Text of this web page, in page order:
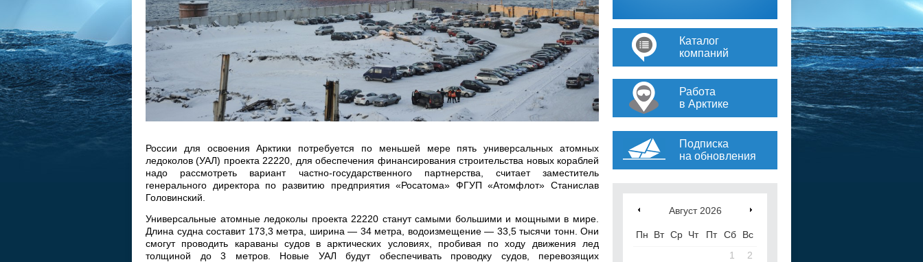
России для освоения Арктики потребуется по меньшей мере пять универсальных атомных
ледоколов (УАЛ) проекта 22220, для обеспечения финансирования строительства новых кораблей
надо рассмотреть вариант частно-государственного партнерства, считает заместитель
генерального директора по развитию предприятия «Росатома» ФГУП «Атомфлот» Станислав
Головинский.
Универсальные атомные ледоколы проекта 22220 станут самыми большими и мощными в мире.
Длина судна составит 173,3 метра, ширина — 34 метра, водоизмещение — 33,5 тысячи тонн. Они
смогут проводить караваны судов в арктических условиях, пробивая по ходу движения лед
толщиной до 3 метров. Новые УАЛ будут обеспечивать проводку судов, перевозящих
Каталог
компаний
Работа
в Арктике
Подписка
на обновления
Август 2026
Пн Вт Ср Чт Пт Сб
Вс
1
2